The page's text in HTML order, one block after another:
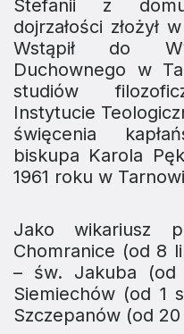
Stefanii z
dojrzałości złożył
Wstąpił do
Duchownego w
studiów
Instytucie
święcenia
biskupa Karola
1961 roku w
Jako wikariusz
Chomranice (od 8
– św. Jakuba (od
Siemiechów (od 1
Szczepanów (od